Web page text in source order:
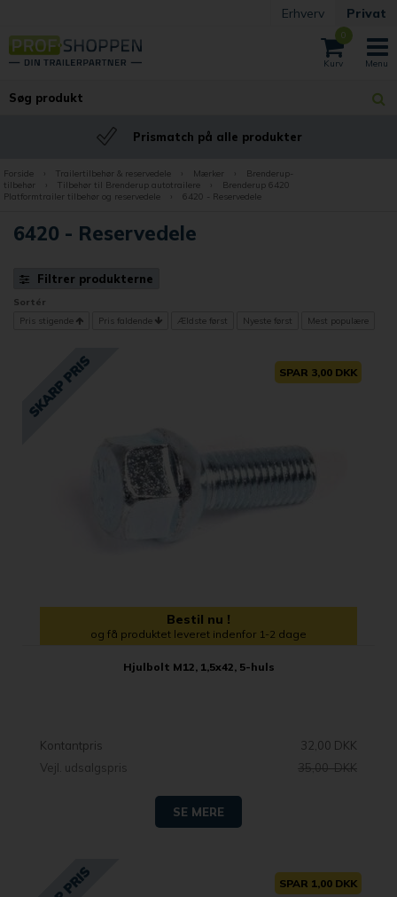
Erhverv Privat
0
Prismatch på alle produkter
Forside Trailertilbehør & reservedele Mærker
Brenderup-
tilbehør
Tilbehør til Brenderup autotrailere
Brenderup 6420
Platformtrailer tilbehør og reservedele
6420 - Reservedele
6420 - Reservedele
Filtrer produkterne
Sortér
Pris stigende
Pris faldende Ældste først Nyeste først Mest populære
SPAR 3,00 DKK
Bestil nu !
og få produktet leveret indenfor 1-2 dage
Hjulbolt M12, 1,5x42, 5-huls
Kontantpris
32,00 DKK
Vejl. udsalgspris
35,00 DKK
SE MERE
SPAR 1,00 DKK